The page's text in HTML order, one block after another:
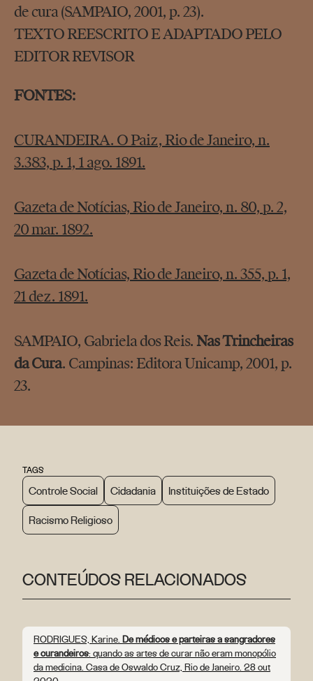
de cura (SAMPAIO, 2001, p. 23).
TEXTO REESCRITO E ADAPTADO PELO
EDITOR REVISOR
FONTES:
CURANDEIRA. O Paiz, Rio de Janeiro, n.
3.383, p. 1, 1 ago. 1891.
Gazeta de Notícias, Rio de Janeiro, n. 80, p. 2,
20 mar. 1892.
Gazeta de Notícias, Rio de Janeiro, n. 355, p. 1,
21 dez. 1891.
SAMPAIO, Gabriela dos Reis.Nas Trincheiras
da Cura. Campinas: Editora Unicamp, 2001, p.
23.
TAGS
Controle Social Cidadania Instituições de Estado
Racismo Religioso
CONTEÚDOS RELACIONADOS
RODRIGUES, Karine. De médicos e parteiras a sangradores
e curandeiros: quando as artes de curar não eram monopólio
da medicina. Casa de Oswaldo Cruz, Rio de Janeiro. 28 out